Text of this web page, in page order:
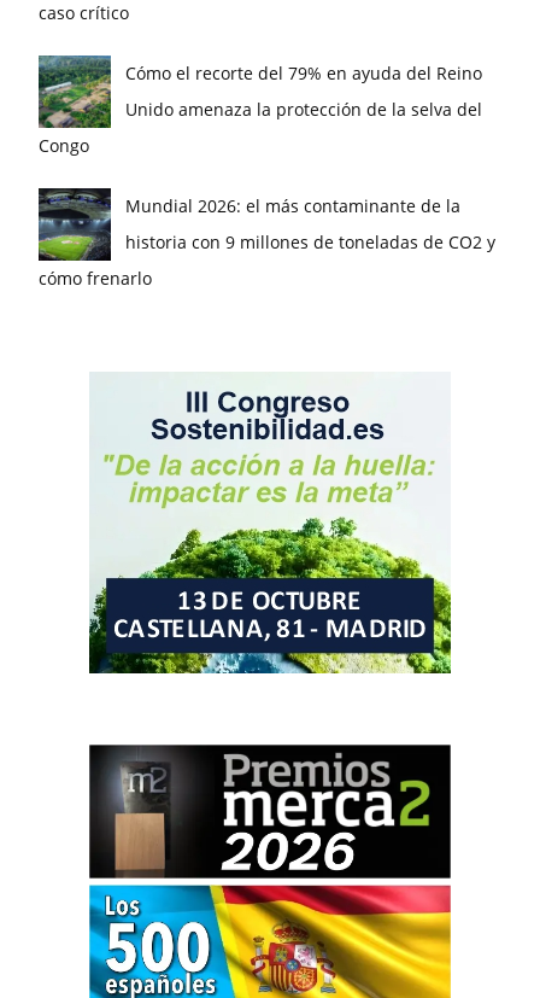
caso crítico
Cómo el recorte del 79% en ayuda del Reino
Unido amenaza la protección de la selva del
Congo
Mundial 2026: el más contaminante de la
historia con 9 millones de toneladas de CO2 y
cómo frenarlo